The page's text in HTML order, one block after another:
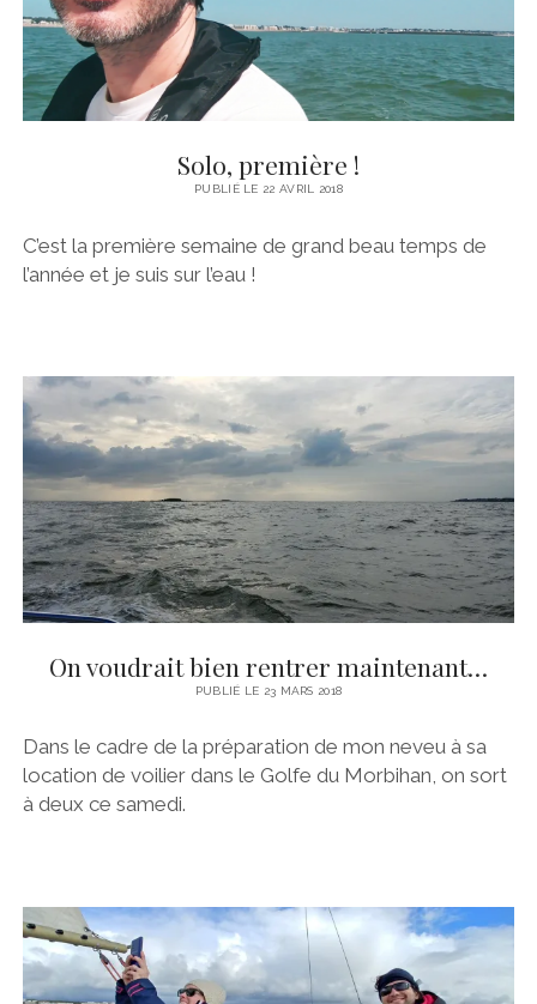
Solo, première !
PUBLIÉ LE 22 AVRIL 2018
C’est la première semaine de grand beau temps de
l’année et je suis sur l’eau !
On voudrait bien rentrer maintenant…
PUBLIÉ LE 23 MARS 2018
Dans le cadre de la préparation de mon neveu à sa
location de voilier dans le Golfe du Morbihan, on sort
à deux ce samedi.